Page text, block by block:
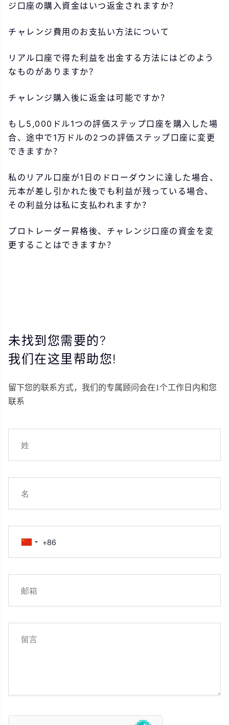
ジ口座の購入資金はいつ返金されますか？
チャレンジ費用のお支払い方法について
リアル口座で得た利益を出金する方法にはどのよう
なものがありますか？
チャレンジ購入後に返金は可能ですか？
もし5,000ドル1つの評価ステップ口座を購入した場
合、途中で1万ドルの2つの評価ステップ口座に変更
できますか？
私のリアル口座が1日のドローダウンに達した場合、
元本が差し引かれた後でも利益が残っている場合、
その利益分は私に支払われますか？
プロトレーダー昇格後、チャレンジ口座の資金を変
更することはできますか？
未找到您需要的?
我们在这里帮助您!
留下您的联系方式，我们的专属顾问会在1个工作日内和您
联系